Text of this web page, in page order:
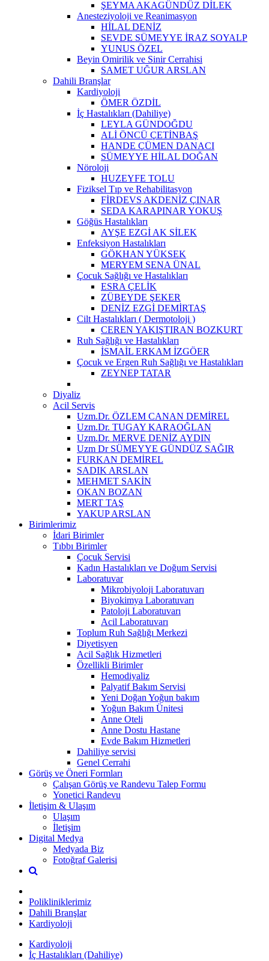
ŞEYMA AKAGÜNDÜZ DİLEK
Anesteziyoloji ve Reanimasyon
HİLAL DENİZ
SEVDE SÜMEYYE İRAZ SOYALP
YUNUS ÖZEL
Beyin Omirilik ve Sinir Cerrahisi
SAMET UĞUR ARSLAN
Dahili Branşlar
Kardiyoloji
ÖMER ÖZDİL
İç Hastalıkları (Dahiliye)
LEYLA GÜNDOĞDU
ALİ ÖNCÜ ÇETİNBAŞ
HANDE ÇÜMEN DANACI
SÜMEYYE HİLAL DOĞAN
Nöroloji
HUZEYFE TOLU
Fiziksel Tıp ve Rehabilitasyon
FİRDEVS AKDENİZ ÇINAR
SEDA KARAPINAR YOKUŞ
Göğüs Hastalıkları
AYŞE EZGİ AK SİLEK
Enfeksiyon Hastalıkları
GÖKHAN YÜKSEK
MERYEM SENA ÜNAL
Çocuk Sağlığı ve Hastalıkları
ESRA ÇELİK
ZÜBEYDE ŞEKER
DENİZ EZGİ DEMİRTAŞ
Cilt Hastalıkları ( Dermotoloji )
CEREN YAKIŞTIRAN BOZKURT
Ruh Sağlığı ve Hastalıkları
İSMAİL ERKAM İZGÖER
Çocuk ve Ergen Ruh Sağlığı ve Hastalıkları
ZEYNEP TATAR
Diyaliz
Acil Servis
Uzm.Dr. ÖZLEM CANAN DEMİREL
Uzm.Dr. TUGAY KARAOĞLAN
Uzm.Dr. MERVE DENİZ AYDIN
Uzm Dr SÜMEYYE GÜNDÜZ SAĞIR
FURKAN DEMİREL
SADIK ARSLAN
MEHMET SAKİN
OKAN BOZAN
MERT TAŞ
YAKUP ARSLAN
Birimlerimiz
İdari Birimler
Tıbbı Birimler
Çocuk Servisi
Kadın Hastalıkları ve Doğum Servisi
Laboratuvar
Mikrobiyoloji Laboratuvarı
Biyokimya Laboratuvarı
Patoloji Laboratuvarı
Acil Laboratuvarı
Toplum Ruh Sağlığı Merkezi
Diyetisyen
Acil Sağlık Hizmetleri
Özellikli Birimler
Hemodiyaliz
Palyatif Bakım Servisi
Yeni Doğan Yoğun bakım
Yoğun Bakım Ünitesi
Anne Oteli
Anne Dostu Hastane
Evde Bakım Hizmetleri
Dahiliye servisi
Genel Cerrahi
Görüş ve Öneri Formları
Çalışan Görüş ve Randevu Talep Formu
Yonetici Randevu
İletişim & Ulaşım
Ulaşım
İletişim
Digital Medya
Medyada Biz
Fotoğraf Galerisi
Polikliniklerimiz
Dahili Branşlar
Kardiyoloji
Kardiyoloji
İç Hastalıkları (Dahiliye)